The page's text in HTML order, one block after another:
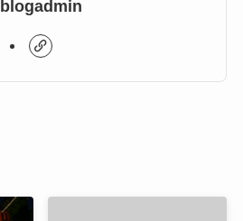
blogadmin